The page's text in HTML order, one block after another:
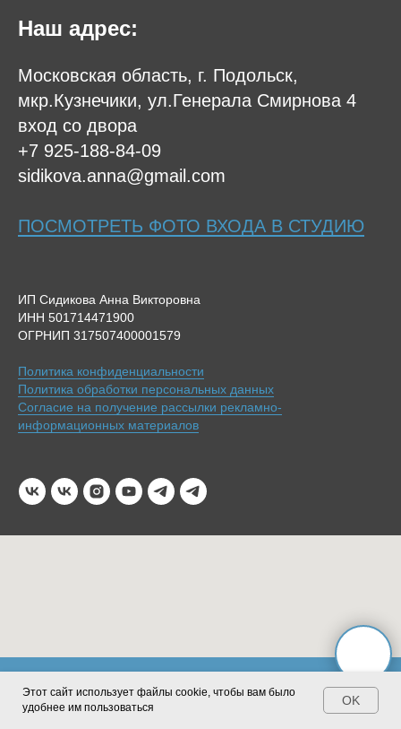
Наш адрес:
Московская область, г. Подольск,
мкр.Кузнечики, ул.Генерала Смирнова 4
вход со двора
+7 925-188-84-09
sidikova.anna@gmail.com
ПОСМОТРЕТЬ ФОТО ВХОДА В СТУДИЮ
ИП Сидикова Анна Викторовна
ИНН 501714471900
ОГРНИП 317507400001579
Политика конфиденциальности
Политика обработки персональных данных
Согласие на получение рассылки рекламно-
информационных материалов
Этот сайт использует файлы cookie, чтобы вам было
удобнее им пользоваться
OK
цены с нового учебного года Повышение цены с